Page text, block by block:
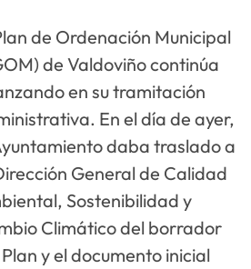
de Ordenación Municipal
de Valdoviño continúa
en su tramitación
En el día de ayer,
daba traslado a
General de Calidad
Sostenibilidad y
Climático del borrador
y el documento inicial